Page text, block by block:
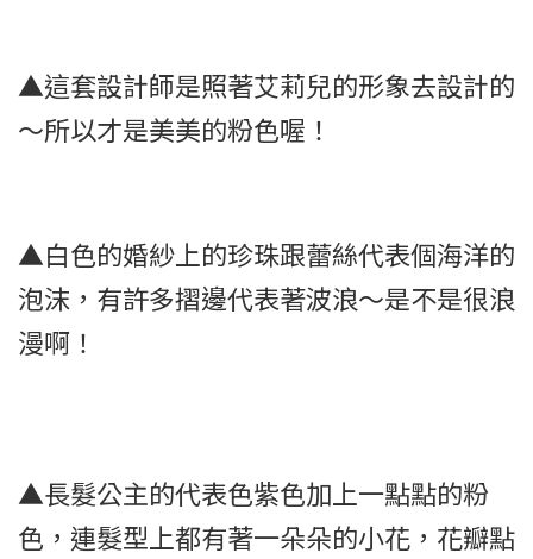
▲這套設計師是照著艾莉兒的形象去設計的
～所以才是美美的粉色喔！
▲白色的婚紗上的珍珠跟蕾絲代表個海洋的
泡沫，有許多摺邊代表著波浪～是不是很浪
漫啊！
▲長髮公主的代表色紫色加上一點點的粉
色，連髮型上都有著一朵朵的小花，花瓣點